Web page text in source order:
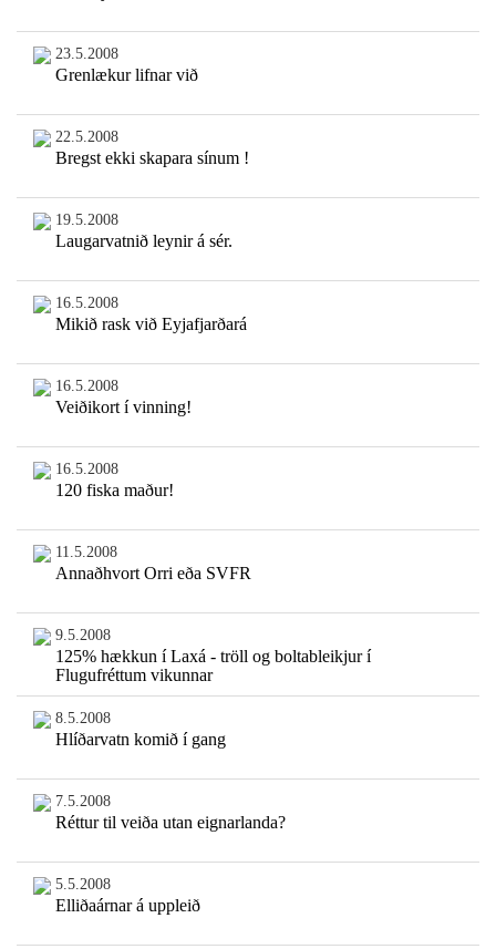
23.5.2008
Grenlækur lifnar við
22.5.2008
Bregst ekki skapara sínum !
19.5.2008
Laugarvatnið leynir á sér.
16.5.2008
Mikið rask við Eyjafjarðará
16.5.2008
Veiðikort í vinning!
16.5.2008
120 fiska maður!
11.5.2008
Annaðhvort Orri eða SVFR
9.5.2008
125% hækkun í Laxá - tröll og boltableikjur í
Flugufréttum vikunnar
8.5.2008
Hlíðarvatn komið í gang
7.5.2008
Réttur til veiða utan eignarlanda?
5.5.2008
Elliðaárnar á uppleið